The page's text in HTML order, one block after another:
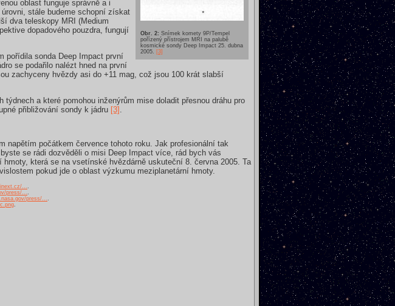
Obr. 2: Snímek komety 9P/Tempel
pořízený přístrojem MRI na palubě
kosmické sondy Deep Impact 25. dubna
2005. [3]
oblast funguje správně a i
stále budeme schopní získat
dva teleskopy MRI (Medium
dopadového pouzdra, fungují
pořídila sonda Deep Impact první
se podařilo nalézt hned na první
zachyceny hvězdy asi do +11 mag, což jsou 100 krát slabší
a které pomohou inženýrům mise doladit přesnou dráhu pro
přibližování sondy k jádru [3]
počátkem července tohoto roku. Jak profesionální tak
se rádi dozvěděli o misi Deep Impact více, rád bych vás
která se na vsetínské hvězdárně uskuteční 8. června 2005. Ta
pokud jde o oblast výzkumu meziplanetární hmoty.
...
press/...
press/...